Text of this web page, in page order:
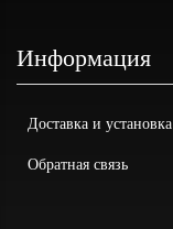
Информация
Доставка и установка
Обратная связь